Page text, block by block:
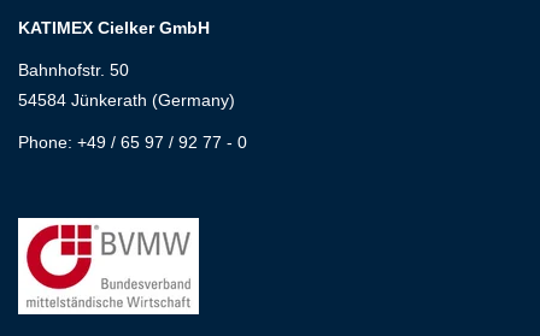
KATIMEX Cielker GmbH
Bahnhofstr. 50
54584 Jünkerath (Germany)
Phone: +49 / 65 97 / 92 77 - 0